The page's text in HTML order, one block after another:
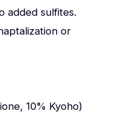
added sulfites.
or
10% Kyoho)